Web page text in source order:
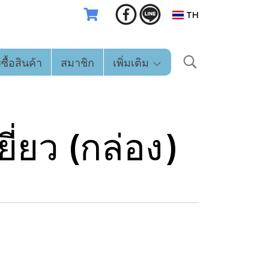
TH
อสินค้า สมาชิก เพิ่มเติม
ว (กล่อง)